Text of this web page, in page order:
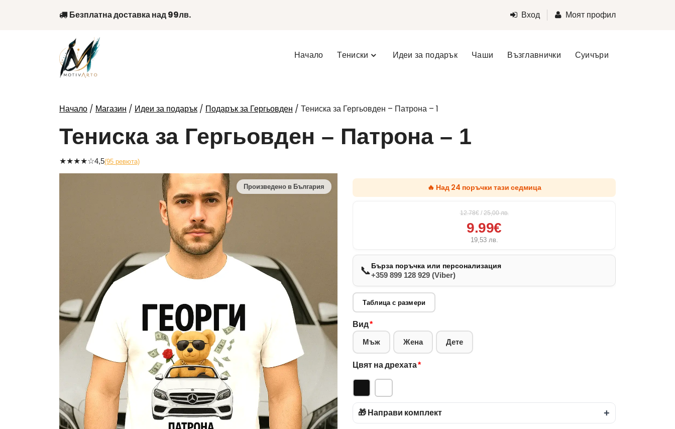
Безплатна доставка над 99лв. Вход Моят профил
Начало Тениски Идеи за подарък Чаши Възглавнички Суичъри
Начало / Магазин / Идеи за подарък / Подарък за Гергьовден / Тениска за Гергьовден – Патрона – 1
Тениска за Гергьовден – Патрона – 1
★★★★☆4,5(95 ревюта)
🔥 Над 24 поръчки тази седмица
12.78€ / 25,00лв.
9.99€
19,53 лв.
📞Бърза поръчка или персонализация
+359 899 128 929 (Viber)
Таблица с размери
Вид*
Мъж Жена Дете
Цвят на дрехата*
🎁 Направи комплект +